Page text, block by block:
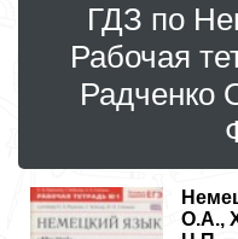
ГДЗ по
Рабочая
Радченко
О.А.,